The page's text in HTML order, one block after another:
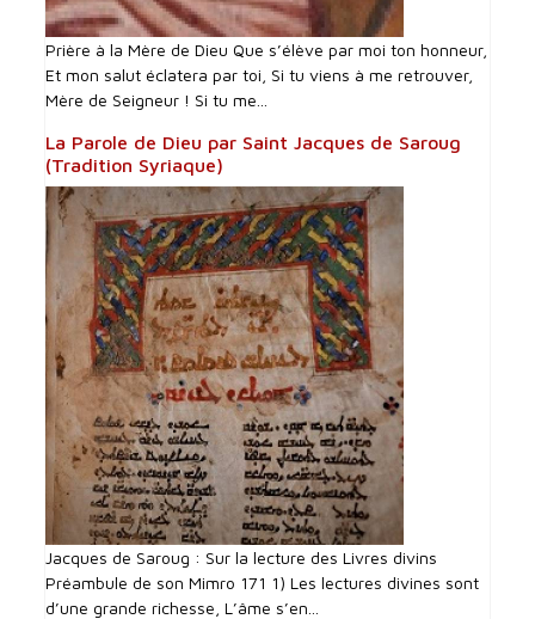
Prière à la Mère de Dieu Que s’élève par moi ton honneur,
Et mon salut éclatera par toi, Si tu viens à me retrouver,
Mère de Seigneur ! Si tu me...
La Parole de Dieu par Saint Jacques de Saroug
(Tradition Syriaque)
Jacques de Saroug : Sur la lecture des Livres divins
Préambule de son Mimro 171 1) Les lectures divines sont
d’une grande richesse, L’âme s’en...